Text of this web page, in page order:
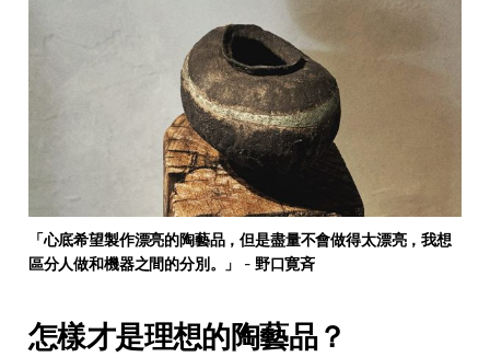
「心底希望製作漂亮的陶藝品，但是盡量不會做得太漂亮，我想
區分人做和機器之間的分別。」
- 野口寛斉
怎樣才是理想的陶藝品？